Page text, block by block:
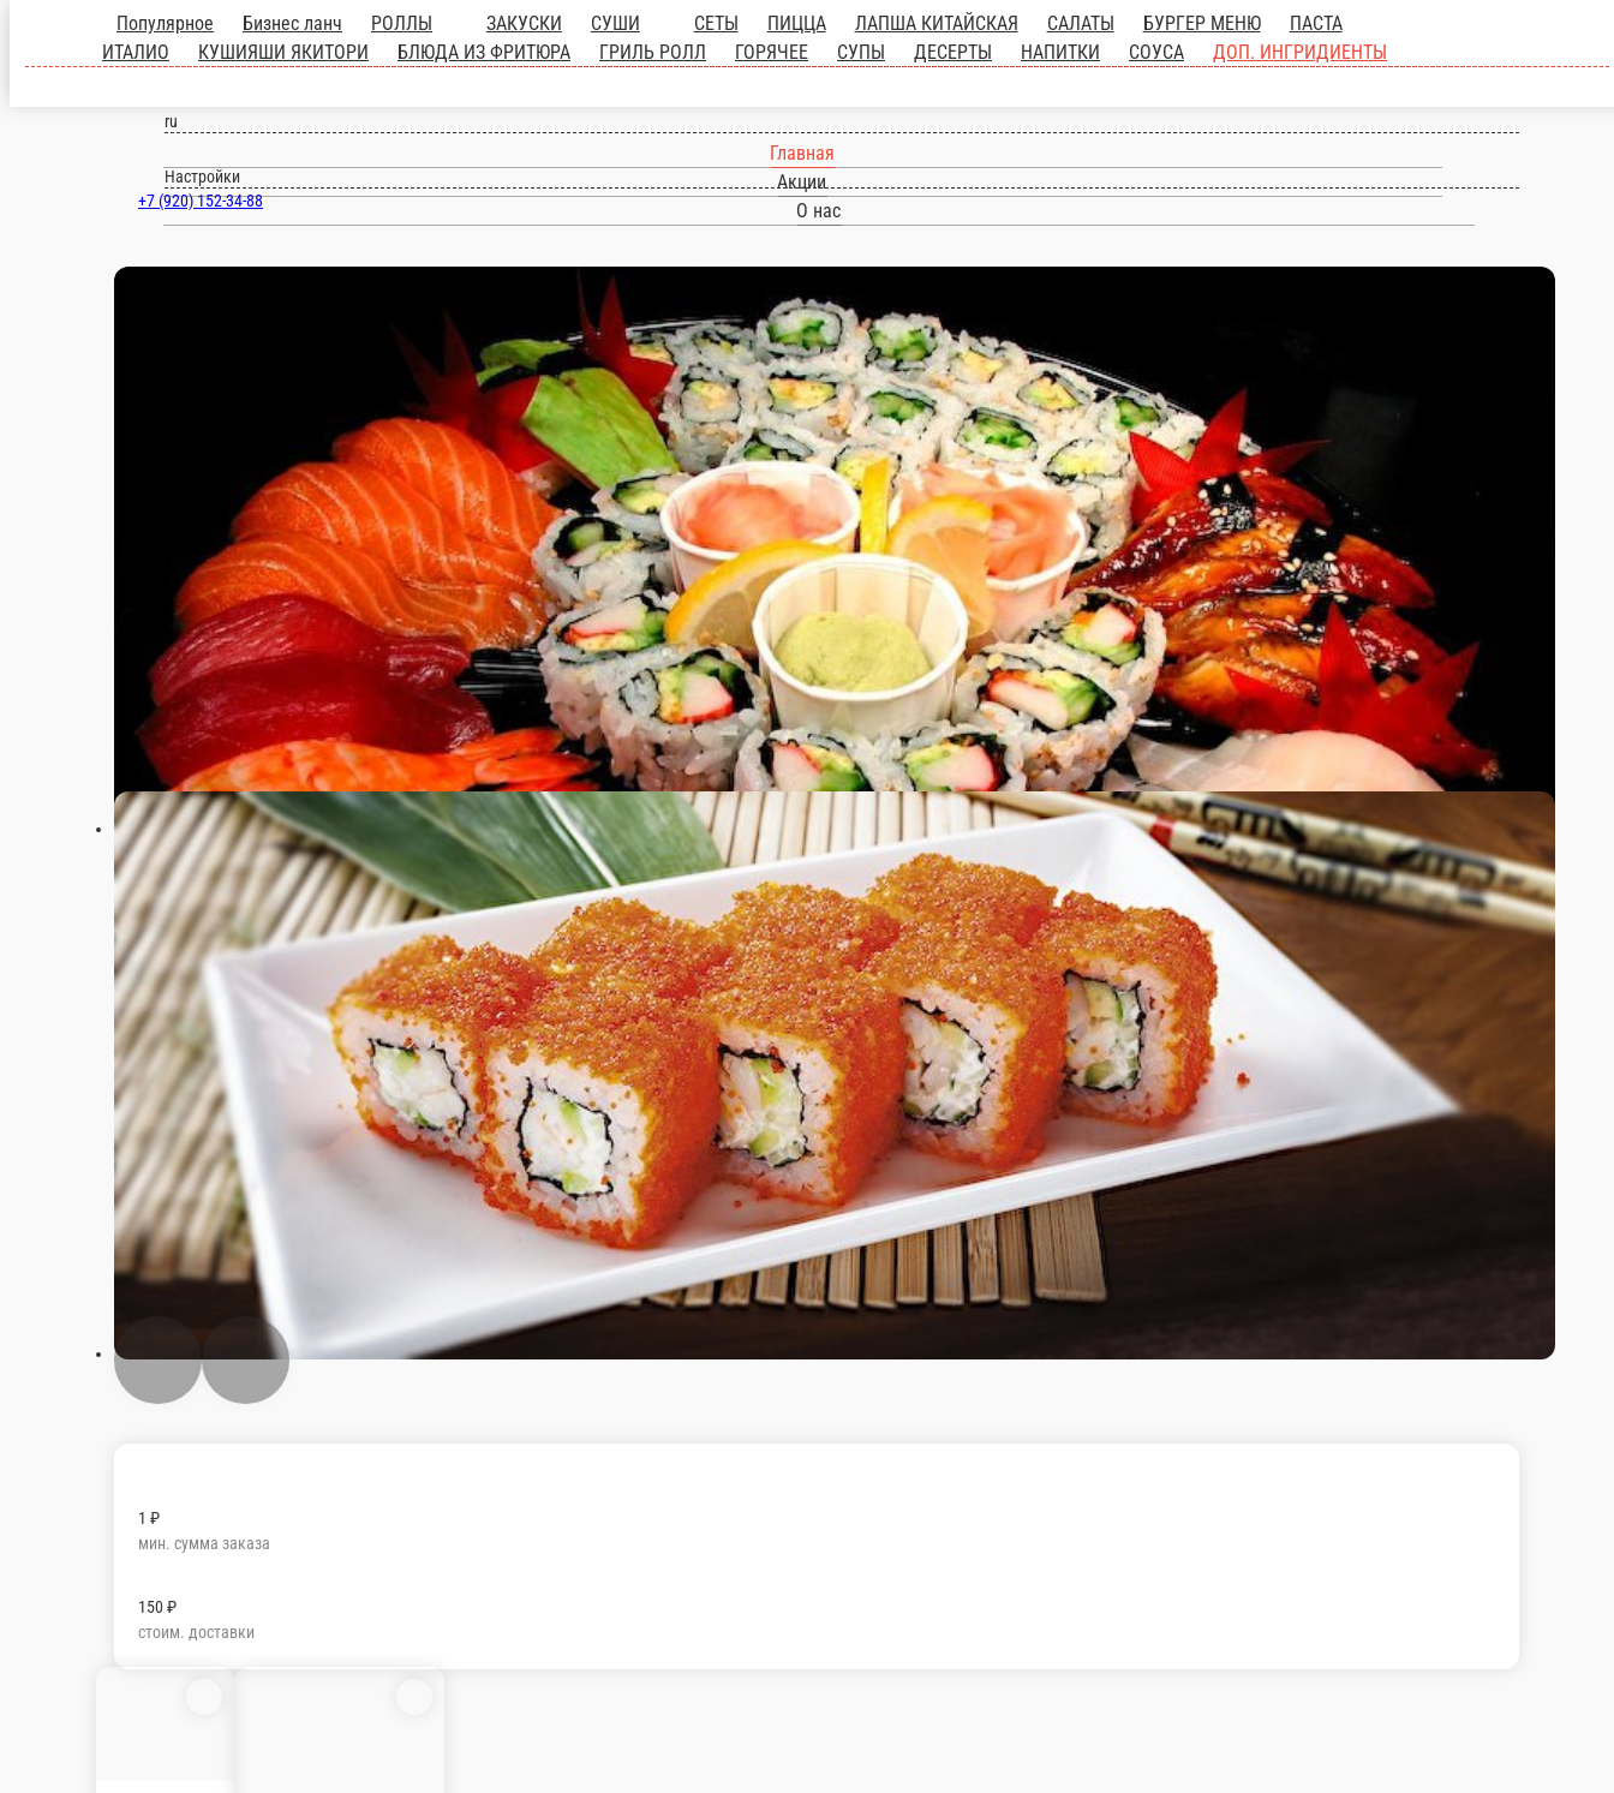
Старица
ru
Настройки
+7 (920) 152-34-88
Главная
Акции
О нас
1 ₽
мин. сумма заказа
150 ₽
стоим. доставки
Популярное Бизнес ланч РОЛЛЫ ЗАКУСКИ СУШИ СЕТЫ ПИЦЦА ЛАПША КИТАЙСКАЯ САЛАТЫ БУРГЕР МЕНЮ
ПАСТА
ИТАЛИО
КУШИЯШИ ЯКИТОРИ БЛЮДА ИЗ ФРИТЮРА ГРИЛЬ РОЛЛ ГОРЯЧЕЕ СУПЫ ДЕСЕРТЫ НАПИТКИ СОУСА ДОП. ИНГРИДИЕНТЫ